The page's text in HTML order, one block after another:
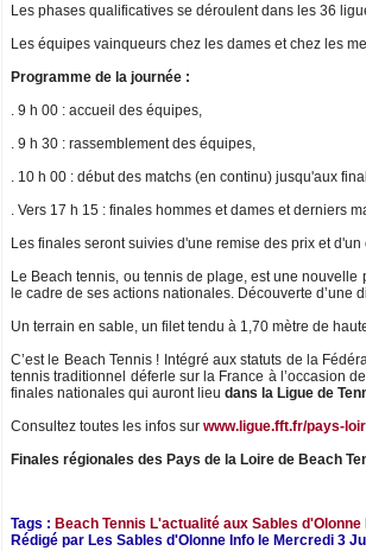
Les phases qualificatives se déroulent dans les 36
Les équipes vainqueurs chez les dames et chez les
Programme de la journée :
. 9 h 00 : accueil des équipes,
. 9 h 30 : rassemblement des équipes,
. 10 h 00 : début des matchs (en continu) jusqu'aux
. Vers 17 h 15 : finales hommes et dames et derniers
Les finales seront suivies d'une remise des prix et
Le Beach tennis, ou tennis de plage, est une
le cadre de ses actions nationales. Découverte
Un terrain en sable, un filet tendu à 1,70 mètre de
C’est le Beach Tennis ! Intégré aux statuts de la
tennis traditionnel déferle sur la France à l’occasion
finales nationales qui auront lieudans la Ligue de
Consultez toutes les infos surwww.ligue.fft.fr/pays-
Finales régionales des Pays de la Loire de Beach
Tags : Beach Tennis L'actualité aux Sables d'Olonne
Rédigé par Les Sables d'Olonne Info le Mercredi 3